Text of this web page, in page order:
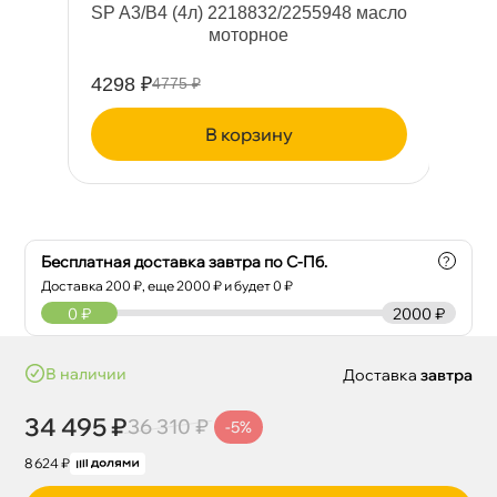
SP A3/B4 (4л) 2218832/2255948 масло
моторное
4298 ₽4775 ₽
корзину
Бесплатная доставка завтра по С-Пб.
Доставка200 ₽, еще2000 ₽ и будет 0 ₽
?
2000 ₽
0 ₽
наличии
34 495 ₽36 310 ₽ -5%
8 624 ₽
Доставка завтра